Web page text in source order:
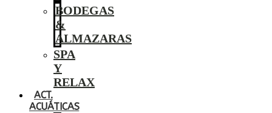
BODEGAS
&
ALMAZARAS
SPA
Y
RELAX
ACT.
ACUÁTICAS